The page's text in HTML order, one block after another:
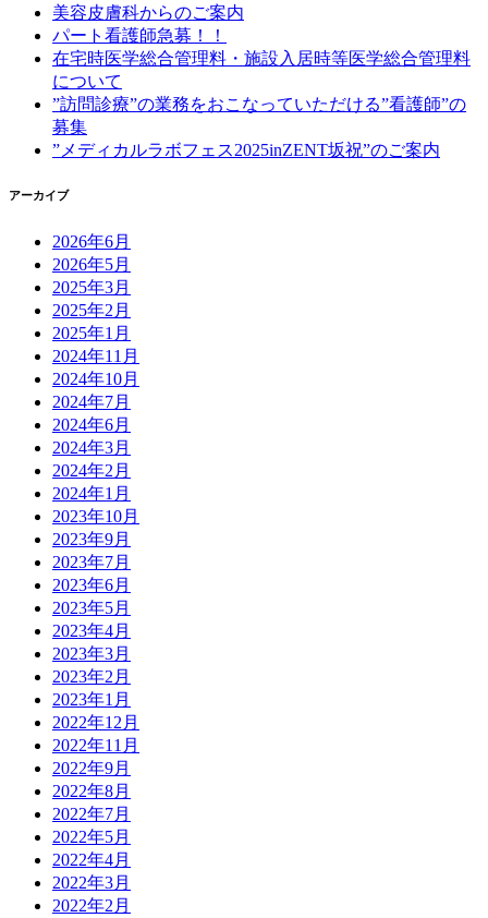
美容皮膚科からのご案内
パート看護師急募！！
在宅時医学総合管理料・施設入居時等医学総合管理料
について
”訪問診療”の業務をおこなっていただける”看護師”の
募集
”メディカルラボフェス2025inZENT坂祝”のご案内
アーカイブ
2026年6月
2026年5月
2025年3月
2025年2月
2025年1月
2024年11月
2024年10月
2024年7月
2024年6月
2024年3月
2024年2月
2024年1月
2023年10月
2023年9月
2023年7月
2023年6月
2023年5月
2023年4月
2023年3月
2023年2月
2023年1月
2022年12月
2022年11月
2022年9月
2022年8月
2022年7月
2022年5月
2022年4月
2022年3月
2022年2月